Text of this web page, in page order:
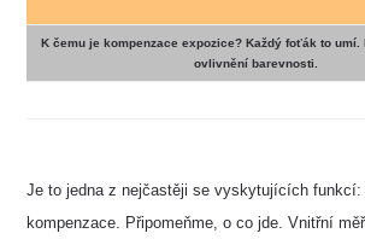
K čemu je kompenzace expozice? Každý foťák to umí.
ovlivnění barevnosti.
Je to jedna z nejčastěji se vyskytujících
kompenzace. Připomeňme, o co jde. Vnitřní